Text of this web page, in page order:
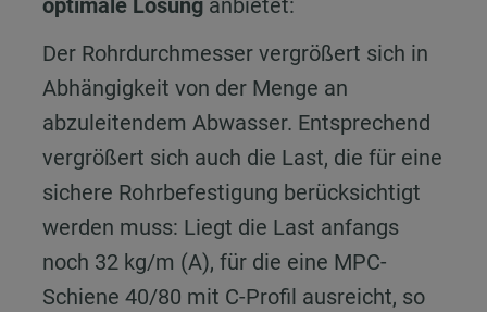
optimale Lösung anbietet:
Der Rohrdurchmesser vergrößert sich in
Abhängigkeit von der Menge an
abzuleitendem Abwasser. Entsprechend
vergrößert sich auch die Last, die für eine
sichere Rohrbefestigung berücksichtigt
werden muss: Liegt die Last anfangs
noch 32 kg/m (A), für die eine MPC-
Schiene 40/80 mit C-Profil ausreicht, so